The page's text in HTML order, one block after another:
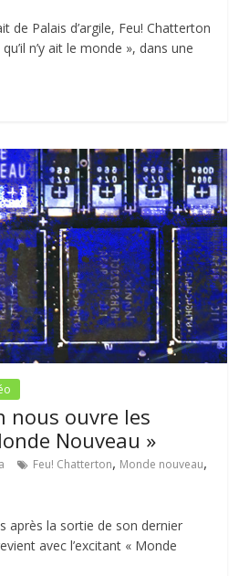
de Palais d’argile, Feu! Chatterton
n’y ait le monde », dans une
nous ouvre les
Nouveau »
Feu! Chatterton, Monde nouveau,
après la sortie de son dernier
avec l’excitant « Monde